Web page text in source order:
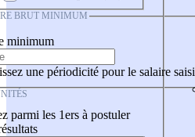
BRUT MINIMUM
minimum
une périodicité pour le salaire saisi
parmi les 1ers à postuler